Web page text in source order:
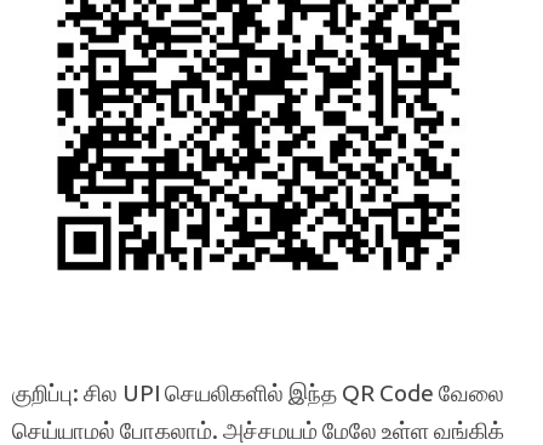
குறிப்பு: சில UPI செயலிகளில் இந்த QR Code வேலை
செய்யாமல் போகலாம். அச்சமயம் மேலே உள்ள வங்கிக்